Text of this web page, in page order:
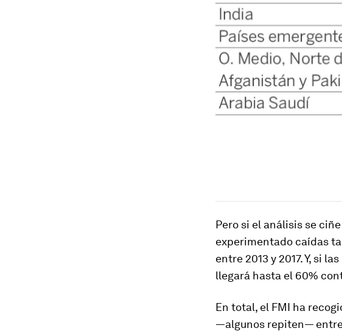
Pero si el análisis se
experimentado caídas
entre 2013 y 2017. Y, si
llegará hasta el 60%
En total, el FMI ha
—algunos repiten— entre